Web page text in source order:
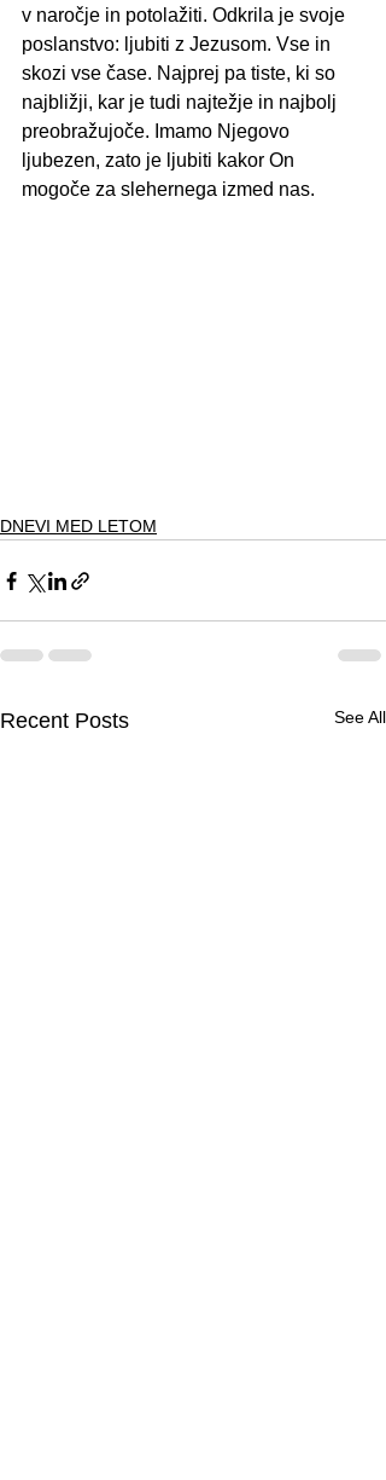
v naročje in potolažiti. Odkrila je svoje
poslanstvo: ljubiti z Jezusom. Vse in
skozi vse čase. Najprej pa tiste, ki so
najbližji, kar je tudi najtežje in najbolj
preobražujoče. Imamo Njegovo
ljubezen, zato je ljubiti kakor On
mogoče za slehernega izmed nas.
DNEVI MED LETOM
Recent Posts See All